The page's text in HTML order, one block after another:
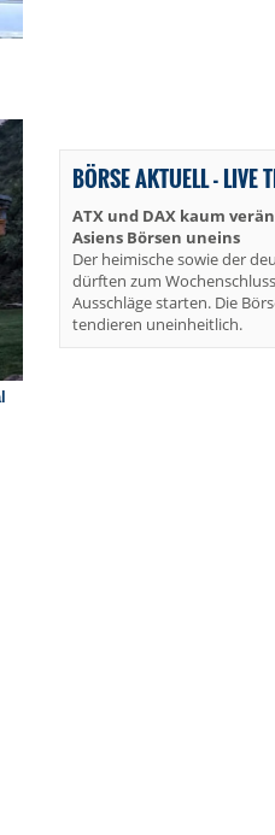
BÖRSE AKTUELL - LIVE
ATX und DAX kaum
Asiens Börsen uneins
Der heimische sowie der
dürften zum
Ausschläge starten. Die
tendieren uneinheitlich.